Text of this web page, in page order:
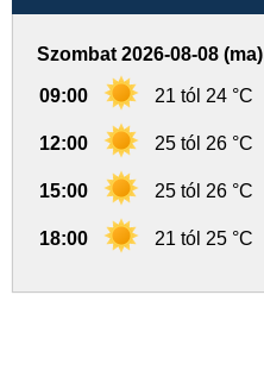
Szombat 2026-08-08 (ma)
09:00 21 tól 24 °C
12:00 25 tól 26 °C
15:00 25 tól 26 °C
18:00 21 tól 25 °C